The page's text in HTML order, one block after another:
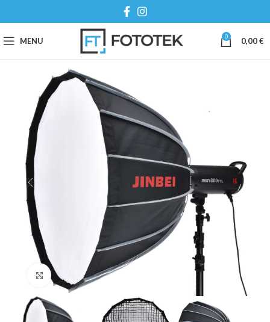
MENU 0 0,00€
Click to enlarge